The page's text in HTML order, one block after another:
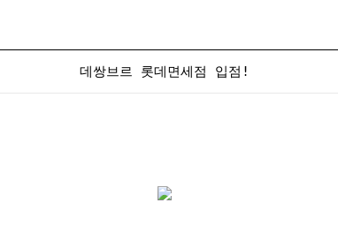
데쌍브르 롯데면세점 입점!